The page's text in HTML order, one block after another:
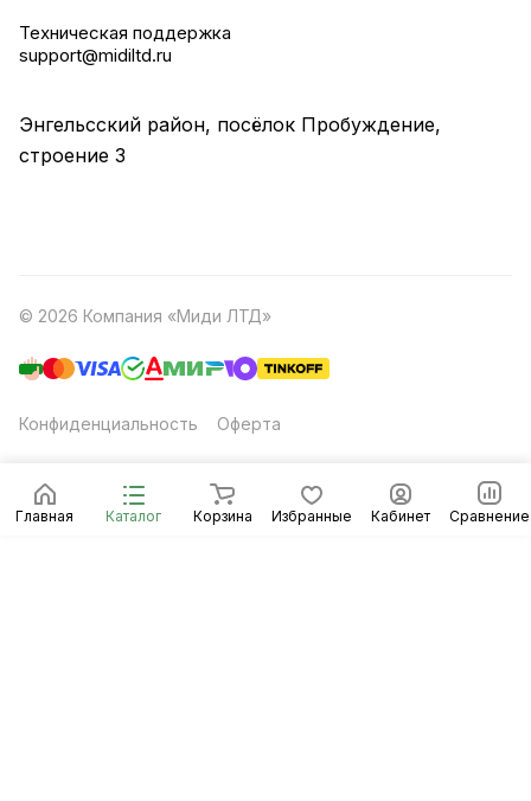
Главная Каталог Корзина Избранные Кабинет Сравнение
Техническая поддержка
support@midiltd.ru
Энгельсский район, посёлок Пробуждение,
строение 3
© 2026 Компания «Миди ЛТД»
Конфиденциальность Оферта